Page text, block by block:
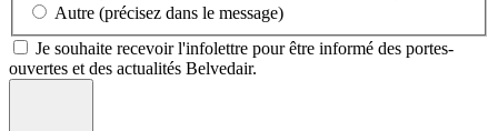
Autre (précisez dans le message)
Je souhaite recevoir l'infolettre pour être informé des portes-
ouvertes et des actualités Belvedair.